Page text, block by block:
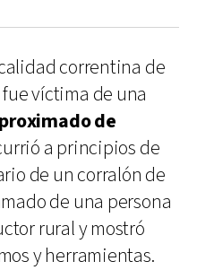
correntina de
víctima de una
de
a principios de
de un corralón de
de una persona
rural y mostró
y herramientas.